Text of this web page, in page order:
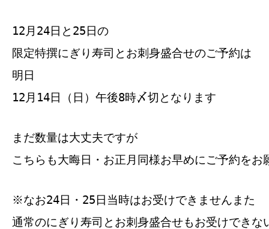
12月24日と25日の
限定特撰にぎり寿司とお刺身盛合せのご予約は
明日
12月14日（日）午後8時〆切となります
まだ数量は大丈夫ですが
こちらも大晦日・お正月同様お早めにご予約をお
※なお24日・25日当時はお受けできませんまた
通常のにぎり寿司とお刺身盛合せもお受けできな